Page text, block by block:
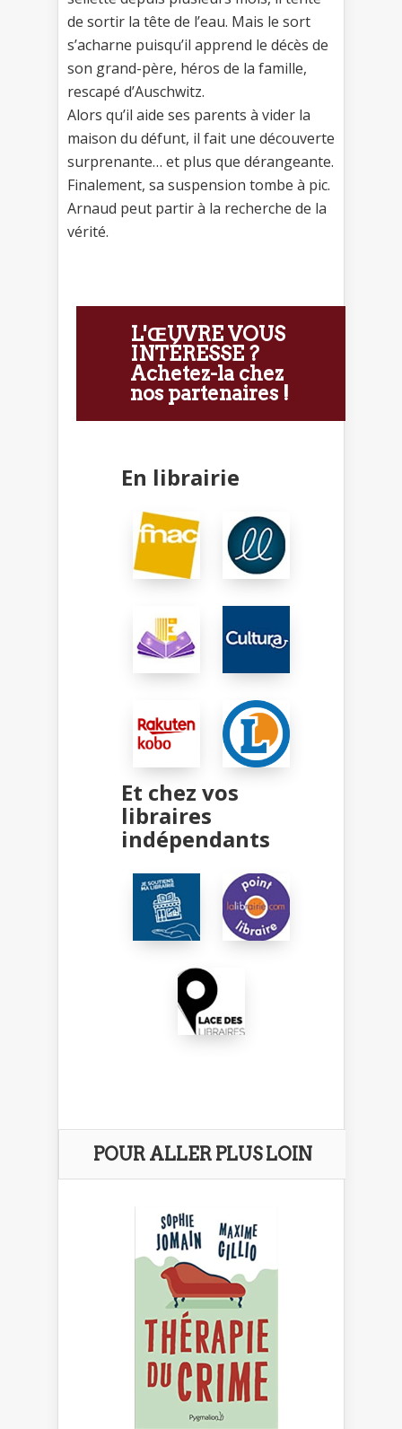
de sortir la tête de l’eau. Mais le sort
s’acharne puisqu’il apprend le décès de
son grand-père, héros de la famille,
rescapé d’Auschwitz.
Alors qu’il aide ses parents à vider la
maison du défunt, il fait une découverte
surprenante… et plus que dérangeante.
Finalement, sa suspension tombe à pic.
Arnaud peut partir à la recherche de la
vérité.
L'ŒUVRE VOUS
INTÉRESSE ?
Achetez-la chez
nos partenaires !
En librairie
Et chez vos
libraires
indépendants
POUR ALLER PLUS LOIN